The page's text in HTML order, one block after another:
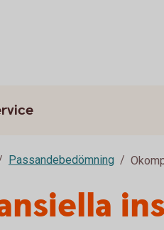
Passandebedömning